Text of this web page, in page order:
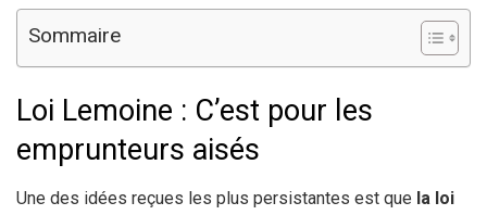
Sommaire
Loi Lemoine : C’est pour les
emprunteurs aisés
Une des idées reçues les plus persistantes est que la loi